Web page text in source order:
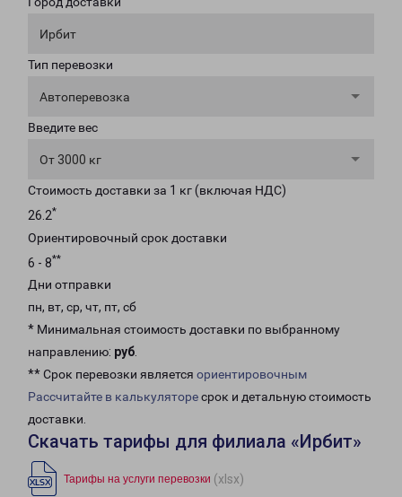
Ирбит
Тип перевозки
Автоперевозка
Введите вес
От 3000 кг
Стоимость доставки за 1 кг (включая НДС)
26.2*
Ориентировочный срок доставки
6 - 8**
Дни отправки
пн, вт, ср, чт, пт, сб
* Минимальная стоимость доставки по выбранному
направлению: руб.
** Срок перевозки является ориентировочным
Рассчитайте в калькуляторесрок и детальную стоимость
доставки.
Скачать тарифы для филиала «Ирбит»
Тарифы на услуги перевозки (xlsx)